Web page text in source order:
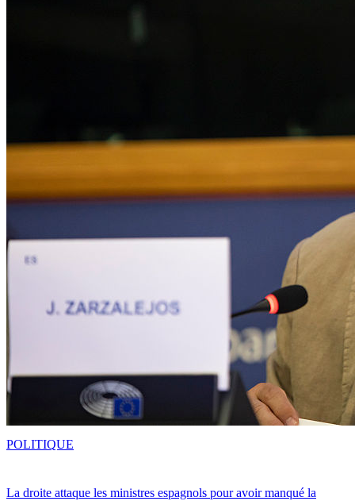
La droite attaque les ministres espagnols pour avoir manqué la
POLITIQUE